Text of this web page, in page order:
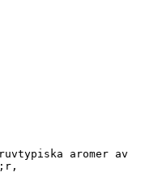
aromer av